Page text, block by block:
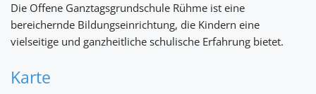
Die Offene Ganztagsgrundschule Rühme ist eine
bereichernde Bildungseinrichtung, die Kindern eine
vielseitige und ganzheitliche schulische Erfahrung bietet.
Karte